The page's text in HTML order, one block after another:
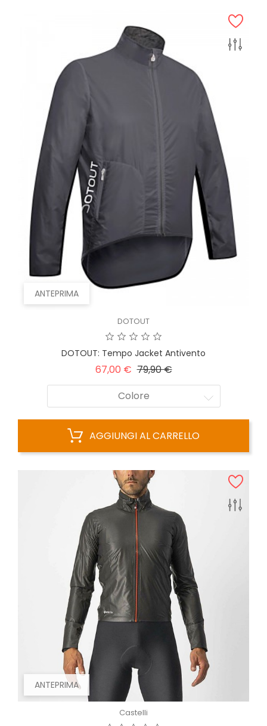
ANTEPRIMA
DOTOUT
DOTOUT: Tempo Jacket Antivento
67,00 € Prezzo
79,90 €Prezzo
Colore
AGGIUNGI AL CARRELLO
ANTEPRIMA
Castelli